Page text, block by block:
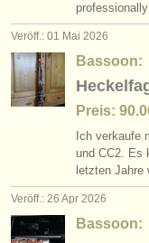
Veröff.: 01 Mai 2026
Bassoon:
Preis:
Ich verkaufe
und CC2. Es
letzten
Veröff.: 26 Apr 2026
Bassoon: